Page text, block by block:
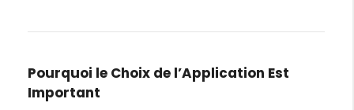
Pourquoi le Choix de l’Application Est
Important